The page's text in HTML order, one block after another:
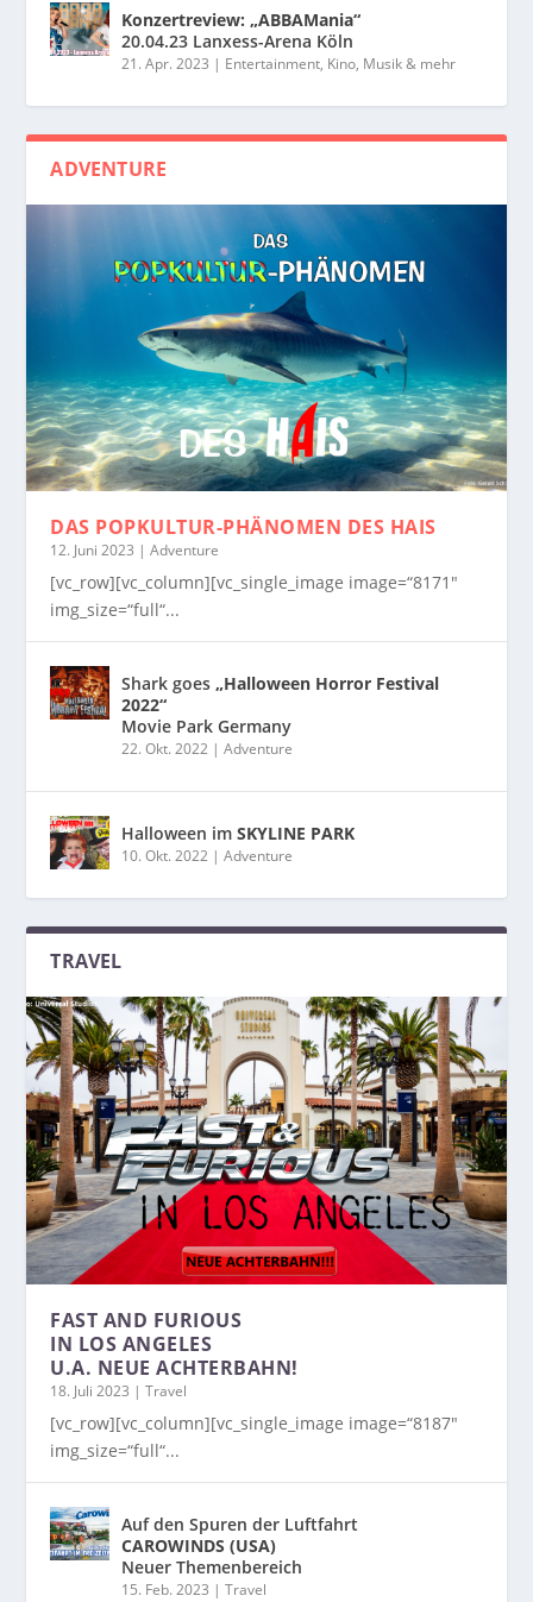
Konzertreview: „ABBAMania“
20.04.23 Lanxess-Arena Köln
21. Apr. 2023 | Entertainment, Kino, Musik & mehr
ADVENTURE
DAS POPKULTUR-PHÄNOMEN DES HAIS
12. Juni 2023 |Adventure
[vc_row][vc_column][vc_single_image image=“8171″
img_size=“full“...
Shark goes„Halloween Horror Festival
2022“
Movie Park Germany
22. Okt. 2022 |Adventure
Halloween imSKYLINE PARK
10. Okt. 2022 |Adventure
TRAVEL
FAST AND FURIOUS
IN LOS ANGELES
U.A. NEUE ACHTERBAHN!
18. Juli 2023 |Travel
[vc_row][vc_column][vc_single_image image=“8187″
img_size=“full“...
Auf den Spuren der Luftfahrt
CAROWINDS (USA)
Neuer Themenbereich
15. Feb. 2023 |Travel